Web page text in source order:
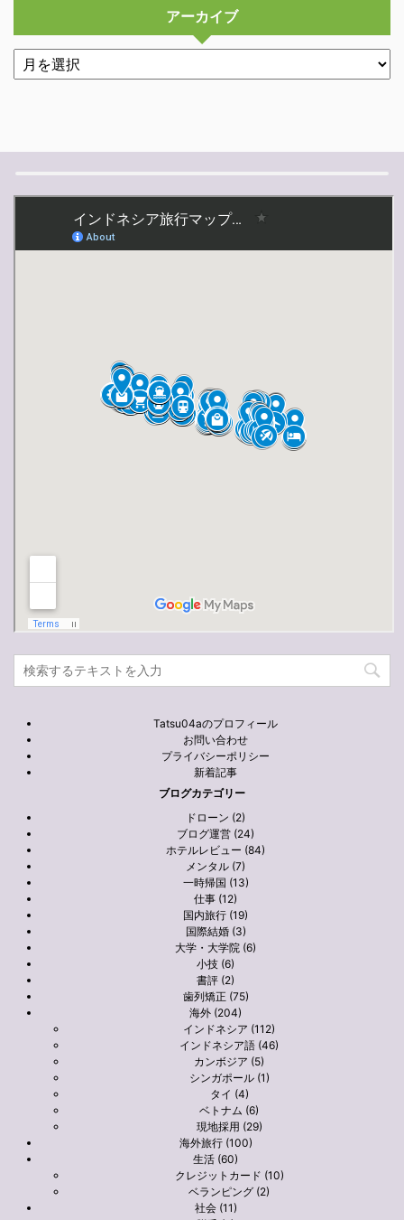
アーカイブ
Tatsu04aのプロフィール
お問い合わせ
プライバシーポリシー
新着記事
ブログカテゴリー
ドローン (2)
ブログ運営 (24)
ホテルレビュー (84)
メンタル (7)
一時帰国 (13)
仕事 (12)
国内旅行 (19)
国際結婚 (3)
大学・大学院 (6)
小技 (6)
書評 (2)
歯列矯正 (75)
海外 (204)
インドネシア (112)
インドネシア語 (46)
カンボジア (5)
シンガポール (1)
タイ (4)
ベトナム (6)
現地採用 (29)
海外旅行 (100)
生活 (60)
クレジットカード (10)
ベランピング (2)
社会 (11)